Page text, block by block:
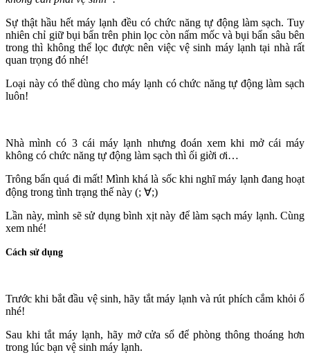
Sự thật hầu hết máy lạnh đều có chức năng tự động làm sạch. Tuy
nhiên chỉ giữ bụi bẩn trên phin lọc còn nấm mốc và bụi bẩn sâu bên
trong thì không thể lọc được nên việc vệ sinh máy lạnh tại nhà rất
quan trọng đó nhé!
Loại này có thể dùng cho máy lạnh có chức năng tự động làm sạch
luôn!
Nhà mình có 3 cái máy lạnh nhưng đoán xem khi mở cái máy
không có chức năng tự động làm sạch thì ối giời ơi…
Trông bẩn quá đi mất! Mình khá là sốc khi nghĩ máy lạnh đang hoạt
động trong tình trạng thế này (; ∀;)
Lần này, mình sẽ sử dụng bình xịt này để làm sạch máy lạnh. Cùng
xem nhé!
Cách sử dụng
Trước khi bắt đầu vệ sinh, hãy tắt máy lạnh và rút phích cắm khỏi ổ
nhé!
Sau khi tắt máy lạnh, hãy mở cửa sổ để phòng thông thoáng hơn
trong lúc bạn vệ sinh máy lạnh.